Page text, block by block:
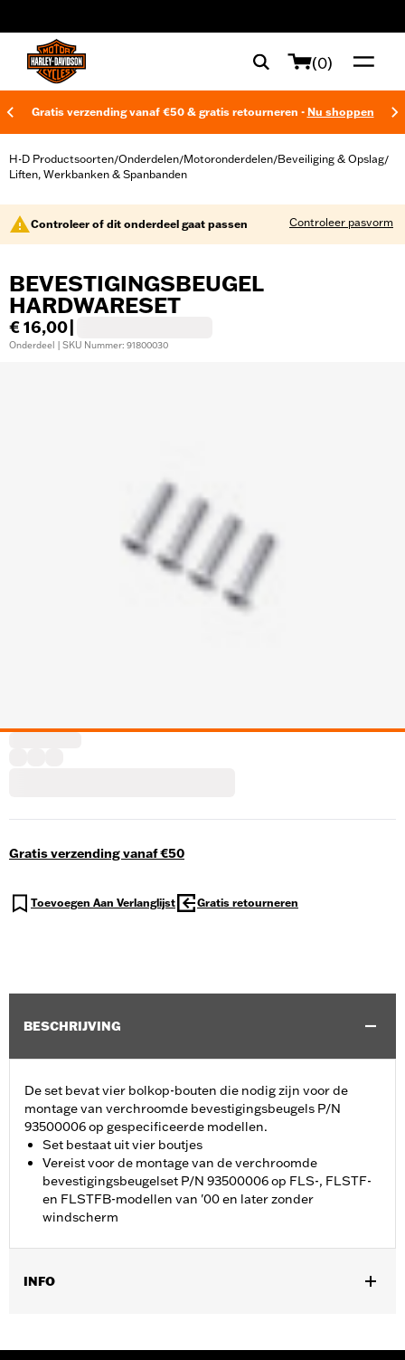
(0)
Gratis verzending vanaf €50 & gratis retourneren - Nu shoppen
H-D Productsoorten/Onderdelen/Motoronderdelen/Beveiliging & Opslag/
Liften, Werkbanken & Spanbanden
Controleer of dit onderdeel gaat passen Controleer pasvorm
BEVESTIGINGSBEUGEL
HARDWARESET
€ 16,00
Onderdeel | SKU Nummer: 91800030
Gratis verzending vanaf €50
Toevoegen Aan Verlanglijst Gratis retourneren
BESCHRIJVING
De set bevat vier bolkop-bouten die nodig zijn voor de
montage van verchroomde bevestigingsbeugels P/N
93500006 op gespecificeerde modellen.
Set bestaat uit vier boutjes
Vereist voor de montage van de verchroomde
bevestigingsbeugelset P/N 93500006 op FLS-, FLSTF-
en FLSTFB-modellen van '00 en later zonder
windscherm
INFO